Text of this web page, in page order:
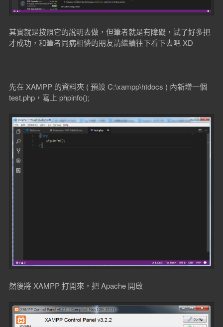
其實就是按照它的說明去做，但筆者就是有障礙，試了好多把
才成功，和筆者同病相憐的朋友請繼續往下看下去吧 XD
先在 XAMPP 的資料夾 ( 預設 C:\xampp\htdocs ) 內新增一個
test.php，寫上 phpinfo();
然後將 XAMPP 打開來，把 Apache 開啟